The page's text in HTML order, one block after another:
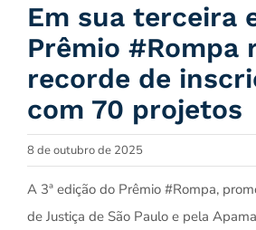
Em sua terceira
Prêmio #Rompa
recorde de
com 70 projetos
8 de outubro de 2025
A 3ª edição do Prêmio #Rompa,
de Justiça de São Paulo e pela